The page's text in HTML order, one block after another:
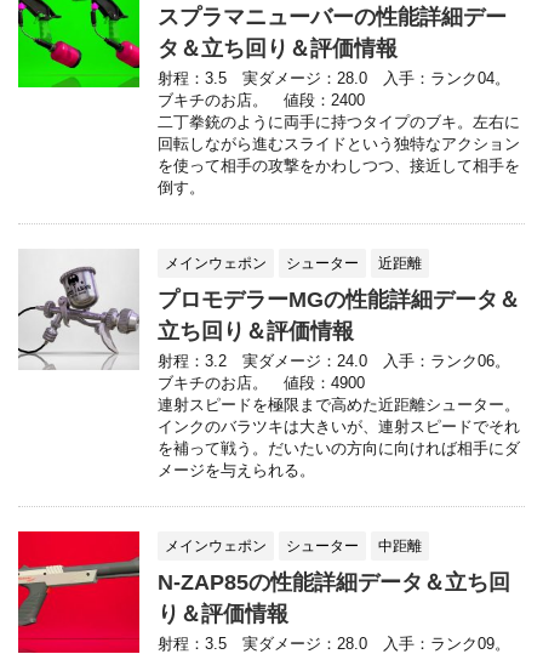
スプラマニューバーの性能詳細デー
タ＆立ち回り＆評価情報
射程：3.5 実ダメージ：28.0 入手：ランク04。
ブキチのお店。 値段：2400
二丁拳銃のように両手に持つタイプのブキ。左右に
回転しながら進むスライドという独特なアクション
を使って相手の攻撃をかわしつつ、接近して相手を
倒す。
メインウェポン シューター 近距離
プロモデラーMGの性能詳細データ＆
立ち回り＆評価情報
射程：3.2 実ダメージ：24.0 入手：ランク06。
ブキチのお店。 値段：4900
連射スピードを極限まで高めた近距離シューター。
インクのバラツキは大きいが、連射スピードでそれ
を補って戦う。だいたいの方向に向ければ相手にダ
メージを与えられる。
メインウェポン シューター 中距離
N-ZAP85の性能詳細データ＆立ち回
り＆評価情報
射程：3.5 実ダメージ：28.0 入手：ランク09。